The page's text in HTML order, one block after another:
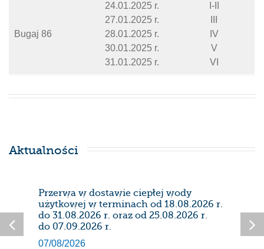
Bugaj 86
24.01.2025 r.
27.01.2025 r.
28.01.2025 r.
30.01.2025 r.
31.01.2025 r.
I-II
IV
V
VI
Aktualności
Przerwa w dostawie ciepłej wody
użytkowej w terminach od 18.08.2026 r.
do 31.08.2026 r. oraz od 25.08.2026 r.
do 07.09.2026 r.
07/08/2026